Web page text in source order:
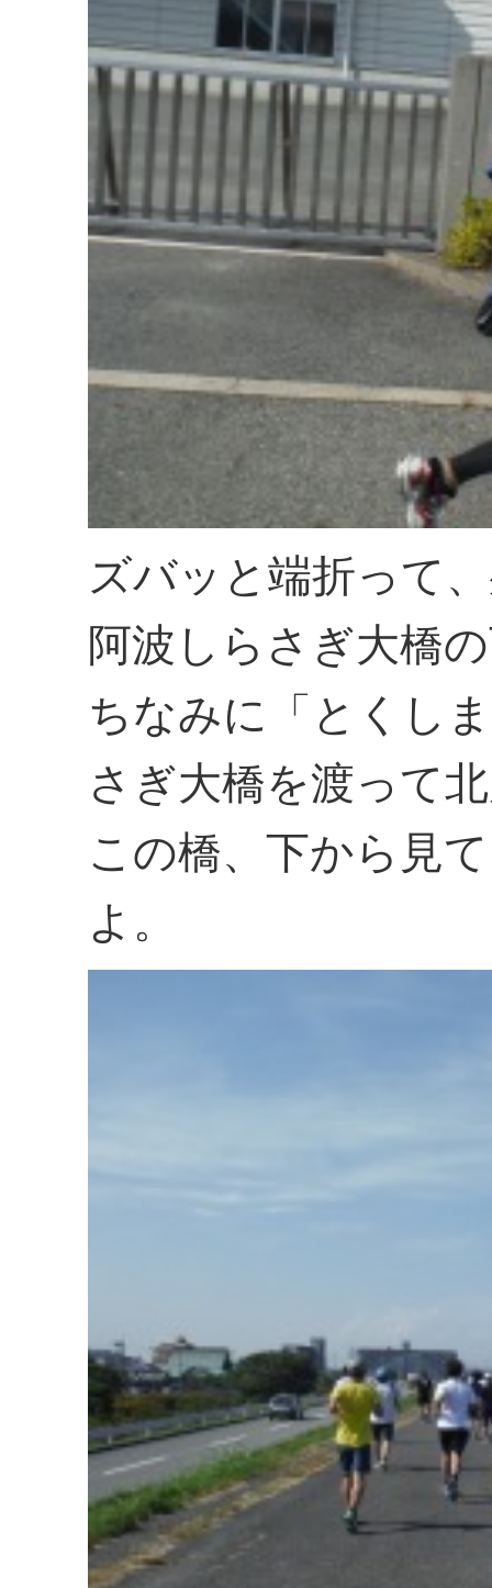
ズバッと端折って
阿波しらさぎ大橋
ちなみに「とくし
さぎ大橋を渡って
この橋、下から見
よ。